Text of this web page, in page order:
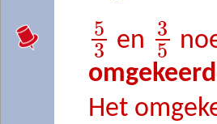
5
3 en 3
5
Het